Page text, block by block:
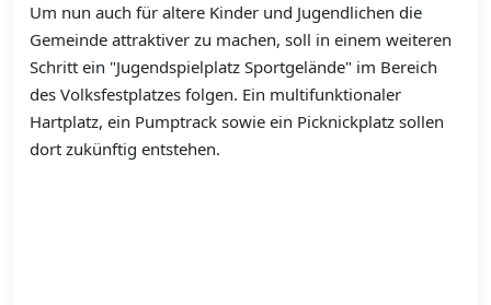
Um nun auch für altere Kinder und Jugendlichen die
Gemeinde attraktiver zu machen, soll in einem weiteren
Schritt ein "Jugendspielplatz Sportgelände" im Bereich
des Volksfestplatzes folgen. Ein multifunktionaler
Hartplatz, ein Pumptrack sowie ein Picknickplatz sollen
dort zukünftig entstehen.